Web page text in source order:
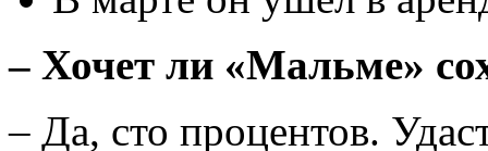
– Хочет ли «Мальме»
– Да, сто процентов.